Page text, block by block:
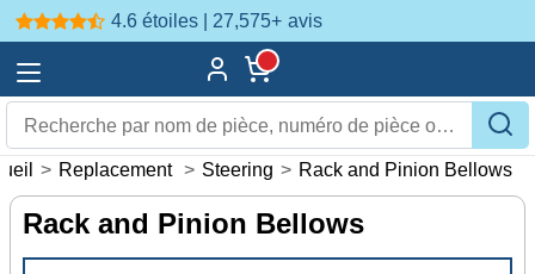
4.6 étoiles | 27,575+ avis
> Replacement > Steering > Rack and Pinion Bellows
Rack and Pinion Bellows